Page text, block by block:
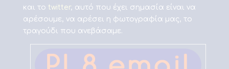
και το twitter, αυτό που έχει σημασία είναι να
αρέσουμε, να αρέσει η φωτογραφία μας, το
τραγούδι που ανεβάσαμε.